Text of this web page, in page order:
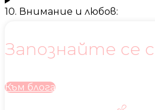
10. Внимание и любов:
Запознайте се
Към блога